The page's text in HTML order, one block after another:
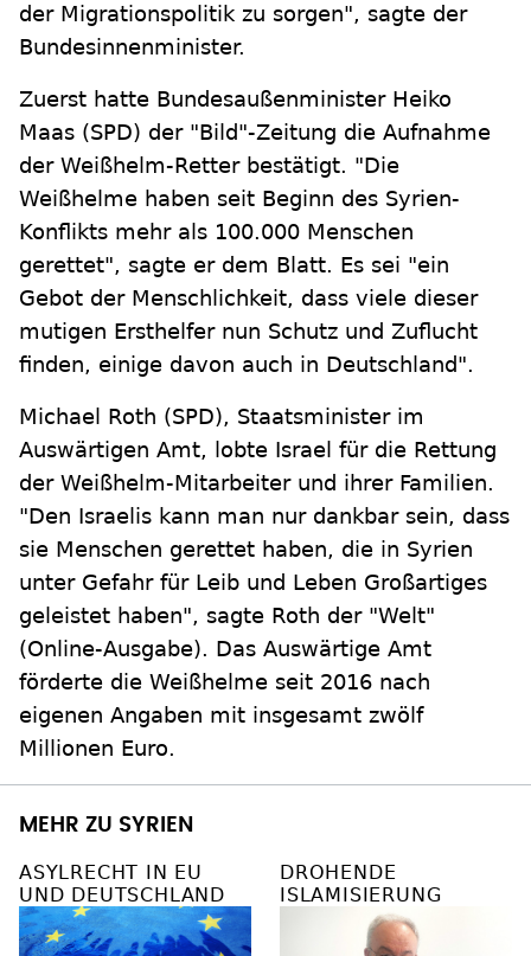
der Migrationspolitik zu sorgen", sagte der
Bundesinnenminister.
Zuerst hatte Bundesaußenminister Heiko
Maas (SPD) der "Bild"-Zeitung die Aufnahme
der Weißhelm-Retter bestätigt. "Die
Weißhelme haben seit Beginn des Syrien-
Konflikts mehr als 100.000 Menschen
gerettet", sagte er dem Blatt. Es sei "ein
Gebot der Menschlichkeit, dass viele dieser
mutigen Ersthelfer nun Schutz und Zuflucht
finden, einige davon auch in Deutschland".
Michael Roth (SPD), Staatsminister im
Auswärtigen Amt, lobte Israel für die Rettung
der Weißhelm-Mitarbeiter und ihrer Familien.
"Den Israelis kann man nur dankbar sein, dass
sie Menschen gerettet haben, die in Syrien
unter Gefahr für Leib und Leben Großartiges
geleistet haben", sagte Roth der "Welt"
(Online-Ausgabe). Das Auswärtige Amt
förderte die Weißhelme seit 2016 nach
eigenen Angaben mit insgesamt zwölf
Millionen Euro.
MEHR ZU SYRIEN
ASYLRECHT IN EU
UND DEUTSCHLAND
DROHENDE
ISLAMISIERUNG